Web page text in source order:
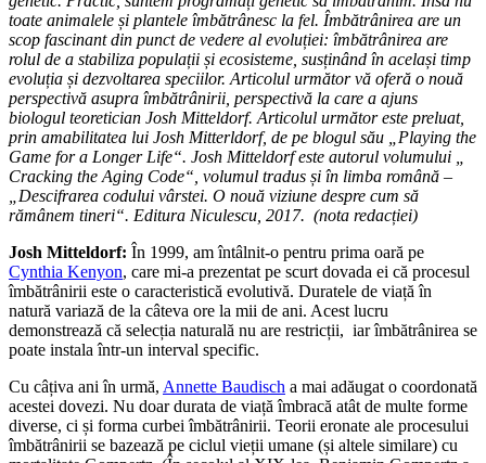
toate animalele și plantele îmbătrânesc la fel. Îmbătrânirea are un
scop fascinant din punct de vedere al evoluției: îmbătrânirea are
rolul de a stabiliza populații și ecosisteme , susținând în același timp
evoluția și dezvoltarea speciilor. Articolul următor vă oferă o nouă
perspectivă asupra îmbătrânirii, perspectivă la care a ajuns
biologul teoretician Josh Mitteldorf. Articolul următor este preluat,
prin amabilitatea lui Josh Mitterldorf, de pe blogul său „ Playing the
Game for a Longer Life“. Josh Mitteldorf este autorul volumului „
Cracking the Aging Code“, volumul tradus și în limba română –
„Descifrarea codului vârstei. O nouă viziune despre cum să
rămânem tineri“. Editura Niculescu, 2017. (nota redacției)
Josh Mitteldorf: În 1999, am întâlnit-o pentru prima oară pe
Cynthia Kenyon, care mi-a prezentat pe scurt dovada ei că procesul
îmbătrânirii este o caracteristică evolutivă. Duratele de viață în
natură variază de la câteva ore la mii de ani. Acest lucru
demonstrează că selecția naturală nu are restricții, iar îmbătrânirea se
poate instala într-un interval specific.
Cu câțiva ani în urmă, Annette Baudisch a mai adăugat o coordonată
acestei dovezi. Nu doar durata de viață îmbracă atât de multe forme
diverse, ci și forma curbei îmbătrânirii. Teorii eronate ale procesului
îmbătrânirii se bazează pe ciclul vieții umane (și altele similare) cu